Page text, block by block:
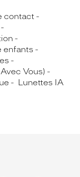
contact
enfants
Vous)
Lunettes IA